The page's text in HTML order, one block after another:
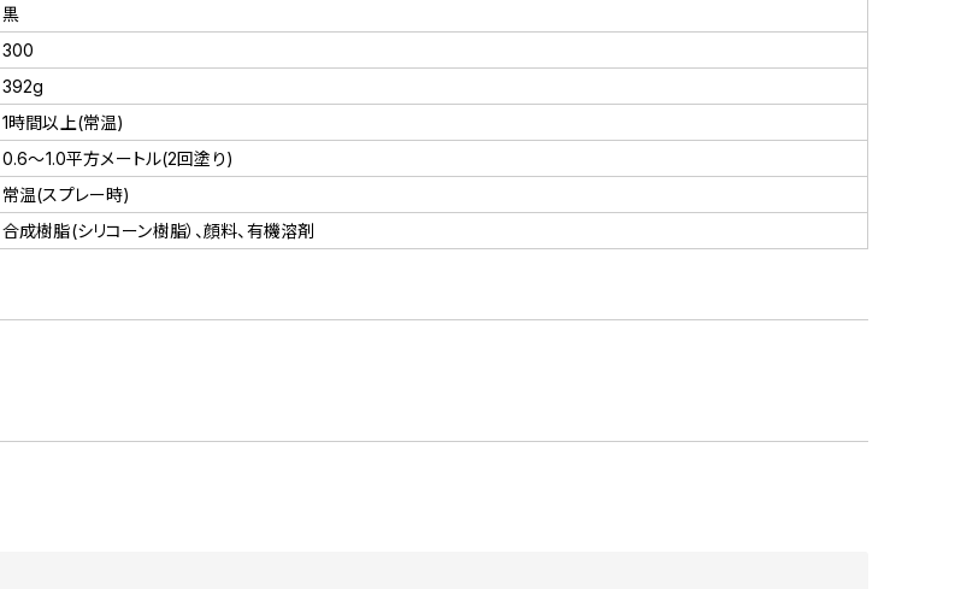
黒
300
392g
1時間以上(常温)
0.6～1.0平方メートル(2回塗り)
常温(スプレー時)
合成樹脂(シリコーン樹脂）、顔料、有機溶剤